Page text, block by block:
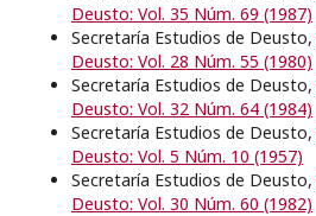
Deusto: Vol. 35 Núm. 69 (1987)
Secretaría Estudios de Deusto,
Deusto: Vol. 28 Núm. 55 (1980)
Secretaría Estudios de Deusto,
Deusto: Vol. 32 Núm. 64 (1984)
Secretaría Estudios de Deusto,
Deusto: Vol. 5 Núm. 10 (1957)
Secretaría Estudios de Deusto,
Deusto: Vol. 30 Núm. 60 (1982)